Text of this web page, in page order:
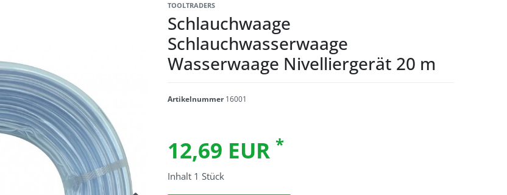
TOOLTRADERS
Schlauchwaage
Schlauchwasserwaage
Wasserwaage Nivelliergerät 20 m
Artikelnummer16001
12,69 EUR *
Inhalt 1 Stück